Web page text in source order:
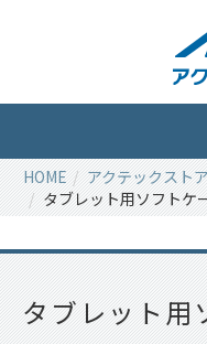
HOME アクテックストア
タブレット用ソフトケ
タブレット用